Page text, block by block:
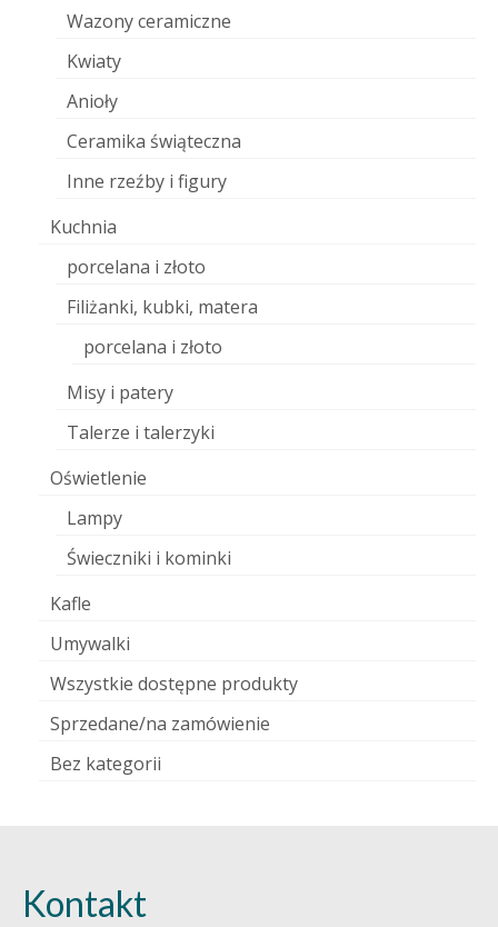
Wazony ceramiczne
Kwiaty
Anioły
Ceramika świąteczna
Inne rzeźby i figury
Kuchnia
porcelana i złoto
Filiżanki, kubki, matera
porcelana i złoto
Misy i patery
Talerze i talerzyki
Oświetlenie
Lampy
Świeczniki i kominki
Kafle
Umywalki
Wszystkie dostępne produkty
Sprzedane/na zamówienie
Bez kategorii
Kontakt